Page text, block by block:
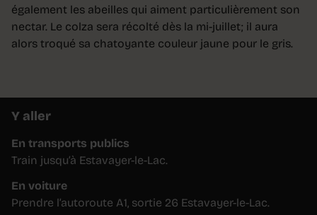
également les abeilles qui aiment particulièrement son
nectar. Le colza sera récolté dès la mi-juillet; il aura
alors troqué sa chatoyante couleur jaune pour le gris.
Y aller
En transports publics
Train jusqu’à Estavayer-le-Lac.
En voiture
Prendre l’autoroute A1, sortie 26 Estavayer-le-Lac.